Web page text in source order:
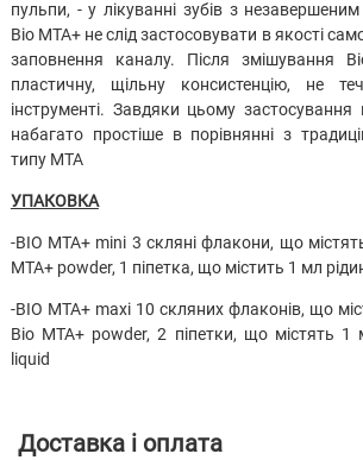
пульпи, - у лікуванні зубів з
Bio MTA+ не слід застосовувати в якості
заповнення каналу. Після змішування
пластичну, щільну консистенцію, не
інструменті. Завдяки цьому застосування
набагато простіше в порівнянні з
типу MTA
УПАКОВКА
-BIO MTA+ mini 3 скляні флакони, що
MTA+ powder, 1 піпетка, що містить 1 мл
-BIO MTA+ maxi 10 скляних флаконів, що
Bio MTA+ powder, 2 піпетки, що містять 1
liquid
Доставка і оплата